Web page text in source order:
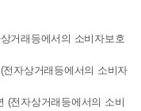
거래등에서의 소비자보호
자상거래등에서의 소비자
(전자상거래등에서의 소비